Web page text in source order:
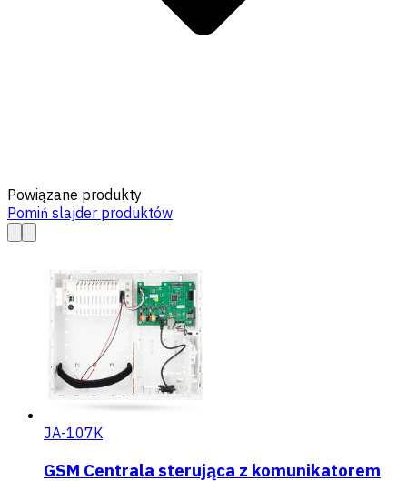
Powiązane produkty
Pomiń slajder produktów
JA-107K
GSM Centrala sterująca z komunikatorem